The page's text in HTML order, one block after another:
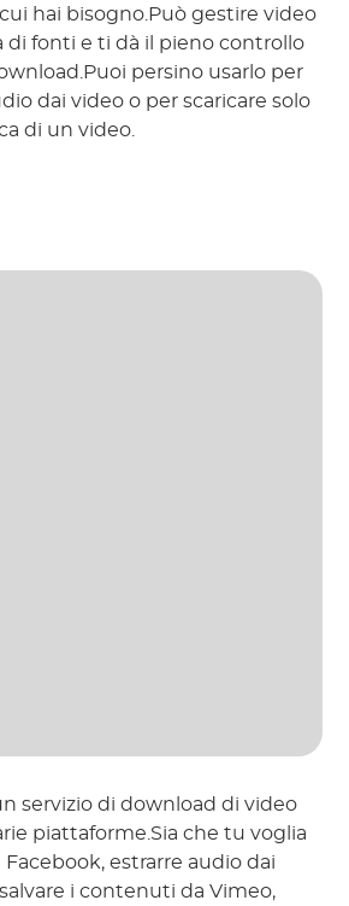
hai bisogno.Può gestire video
di fonti e ti dà il pieno controllo
persino usarlo per
dai video o per scaricare solo
di un video.
servizio di download di video
piattaforme.Sia che tu voglia
estrarre audio dai
i contenuti da Vimeo,